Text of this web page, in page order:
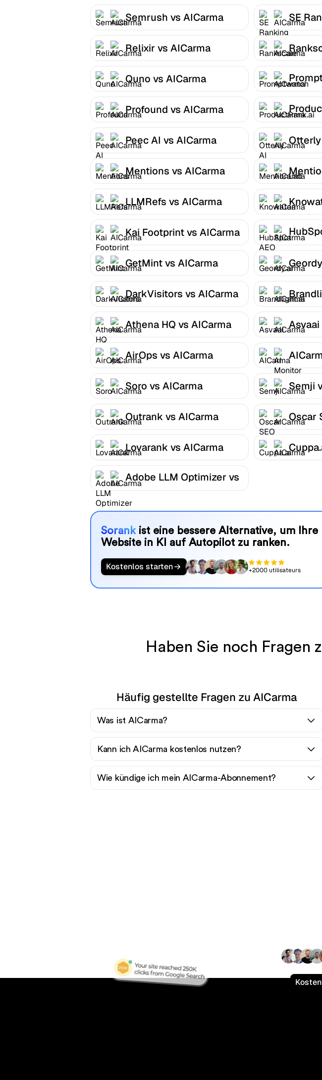
Semrush vs AICarma SE
Relixir vs AICarma
Quno vs AICarma
Profound vs AICarma
Peec AI vs AICarma
Mentions vs AICarma
LLMRefs vs AICarma
Kai Footprint vs AICarma
GetMint vs AICarma
DarkVisitors vs AICarma
Athena HQ vs AICarma
AirOps vs AICarma
Soro vs AICarma Semji
Outrank vs AICarma Oscar
Lovarank vs AICarma
Adobe LLM Optimizer vs
AICarma
Sorankist eine bessere Alternative, um Ihre
Website in KI auf Autopilot zu ranken.
Kostenlos starten +2000 utilisateurs
Haben Sie noch Fragen
Häufig gestellte Fragen zu AICarma
Was ist AICarma?
Kann ich AICarma kostenlos nutzen?
Wie kündige ich mein AICarma-Abonnement?